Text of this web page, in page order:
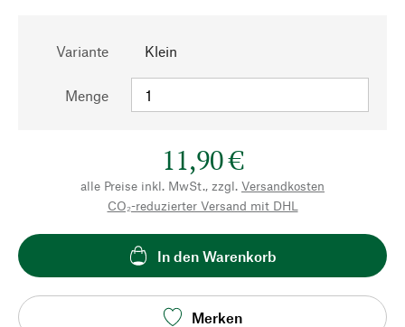
Variante Klein
Menge
11,90 €
alle Preise inkl. MwSt., zzgl. Versandkosten
CO₂-reduzierter Versand mit DHL
In den Warenkorb
Merken